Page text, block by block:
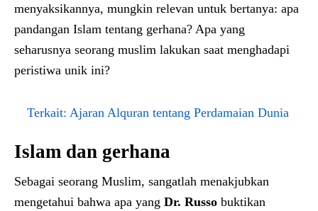
menyaksikannya, mungkin relevan untuk bertanya: apa
pandangan Islam tentang gerhana? Apa yang
seharusnya seorang muslim lakukan saat menghadapi
peristiwa unik ini?
Terkait: Ajaran Alquran tentang Perdamaian Dunia
Islam dan gerhana
Sebagai seorang Muslim, sangatlah menakjubkan
mengetahui bahwa apa yang Dr. Russo buktikan